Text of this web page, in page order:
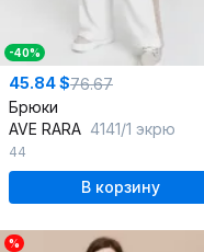
-40%
45.84 $76.67
Брюки
AVE RARA 4141/1 экрю
44
В корзину
%